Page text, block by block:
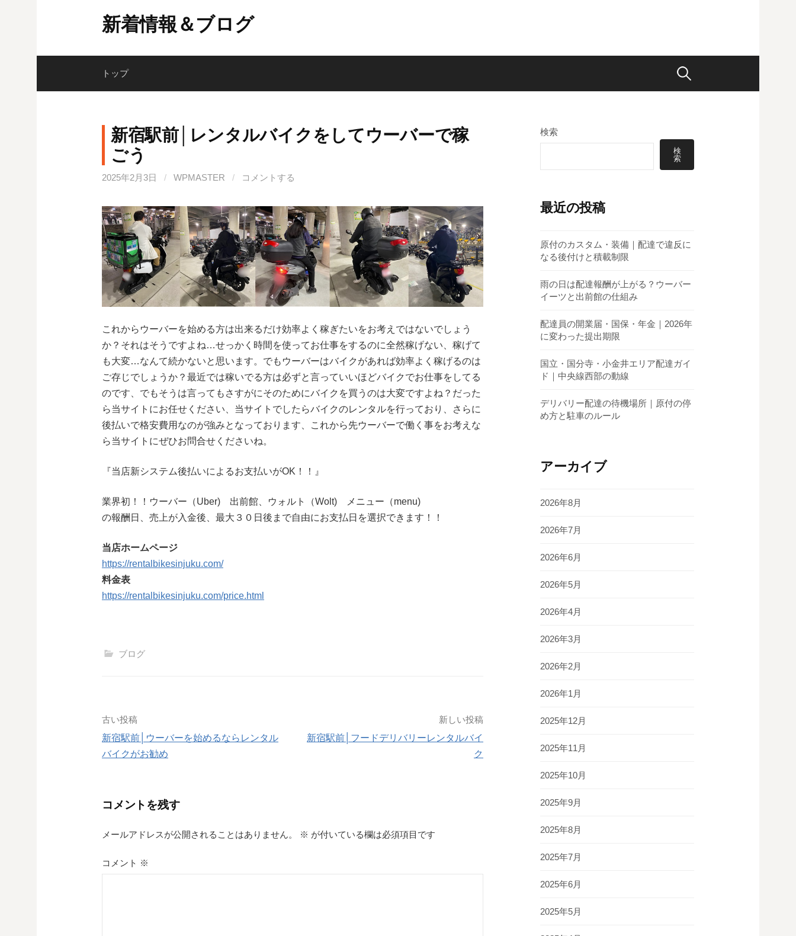
ン
新着情報＆ブログ
トップ 検
新宿駅前│レンタルバイクをしてウーバーで稼
ごう
2025年2月3日 / WPMASTER / コメントする
これからウーバーを始める方は出来るだけ効率よく稼ぎたいをお考えではないでしょう
か？それはそうですよね…せっかく時間を使ってお仕事をするのに全然稼げない、稼げて
も大変…なんて続かないと思います。でもウーバーはバイクがあれば効率よく稼げるのは
ご存じでしょうか？最近では稼いでる方は必ずと言っていいほどバイクでお仕事をしてる
のです、でもそうは言ってもさすがにそのためにバイクを買うのは大変ですよね？だった
ら当サイトにお任せください、当サイトでしたらバイクのレンタルを行っており、さらに
後払いで格安費用なのが強みとなっております、これから先ウーバーで働く事をお考えな
ら当サイトにぜひお問合せくださいね。
『当店新システム後払いによるお支払いがOK！！』
業界初！！ウーバー（Uber) 出前館、ウォルト（Wolt) メニュー（menu)
の報酬日、売上が入金後、最大３０日後まで自由にお支払日を選択できます！！
当店ホームページ
https://rentalbikesinjuku.com/
料金表
https://rentalbikesinjuku.com/price.html
ブログ
投
稿
ー
シ
古い投稿
新宿駅前│ウーバーを始めるならレンタル
バイクがお勧め
新しい投稿
新宿駅前│フードデリバリーレンタルバイ
ク
コメントを残す
メールアドレスが公開されることはありません。 ※ が付いている欄は必須項目です
コメント ※
検索
検
索
最近の投稿
原付のカスタム・装備｜配達で違反に
なる後付けと積載制限
雨の日は配達報酬が上がる？ウーバー
イーツと出前館の仕組み
配達員の開業届・国保・年金｜2026年
に変わった提出期限
国立・国分寺・小金井エリア配達ガイ
ド｜中央線西部の動線
デリバリー配達の待機場所｜原付の停
め方と駐車のルール
アーカイブ
2026年8月
2026年7月
2026年6月
2026年5月
2026年4月
2026年3月
2026年2月
2026年1月
2025年12月
2025年11月
2025年10月
2025年9月
2025年8月
2025年7月
2025年6月
2025年5月